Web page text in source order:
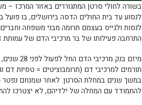
בשורה לחולי סרטן המתגוררים באזור המרכז –
לנסוע עד בית החולים הדסה בירושלים, בו
לנסות ולגייס בעצמם תרומה מבני משפחה
התרחבה פעילותו של בר מרכיבי הדם של עמותת
מיזם
במשך שנים במחלת הסרטן. לאחר שמנחם נפטר
להתמודד עם המחלה של ילדיהם, לא יצטרכו